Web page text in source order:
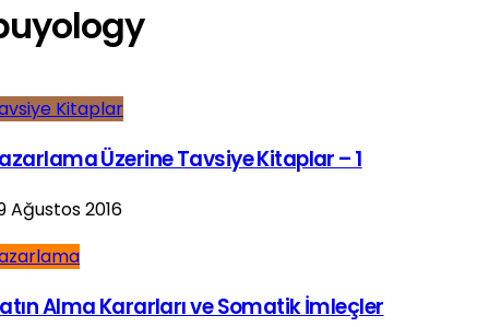
Kitaplar
Üzerine Tavsiye Kitaplar – 1
Ağustos 2016
Alma Kararları ve Somatik İmleçler